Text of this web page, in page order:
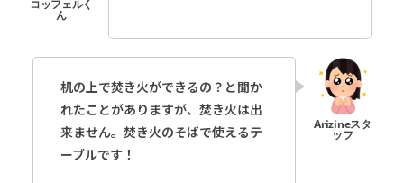
机の上で焚き火ができるの？と聞か
れたことがありますが、焚き火は出
来ません。焚き火のそばで使えるテ
ーブルです！